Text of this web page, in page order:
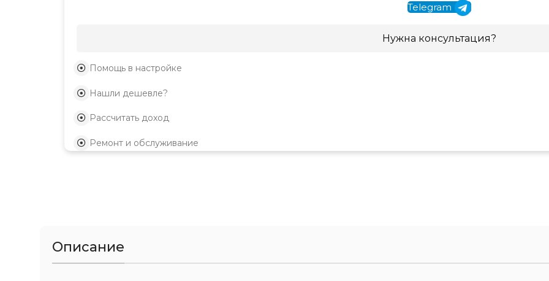
Telegram
Нужна консультация?
Помощь в настройке
Нашли дешевле?
Рассчитать доход
Ремонт и обслуживание
Описание